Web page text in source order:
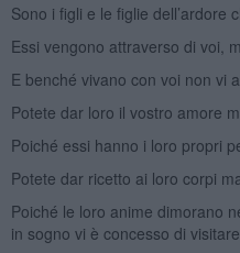
Sono i figli e le figlie dell’ardore
Essi vengono attraverso di voi,
E benché vivano con voi non vi
Potete dar loro il vostro amore
Poiché essi hanno i loro propri
Potete dar ricetto ai loro corpi
Poiché le loro anime dimorano
in sogno vi è concesso di visitare.